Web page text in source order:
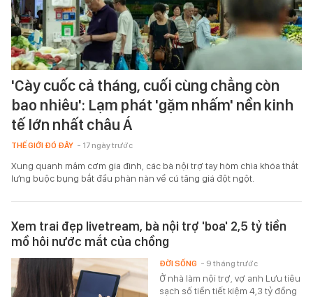
'Cày cuốc cả tháng, cuối cùng chẳng còn
bao nhiêu': Lạm phát 'gặm nhấm' nền kinh
tế lớn nhất châu Á
THẾ GIỚI ĐÓ ĐÂY - 17 ngày trước
Xung quanh mâm cơm gia đình, các bà nội trợ tay hòm chìa khóa thắt
lưng buộc bụng bắt đầu phàn nàn về cú tăng giá đột ngột.
Xem trai đẹp livetream, bà nội trợ 'boa' 2,5 tỷ tiền
mồ hôi nước mắt của chồng
Ở nhà làm nội trợ, vợ anh Lưu tiêu
sạch số tiền tiết kiệm 4,3 tỷ đồng
ĐỜI SỐNG - 9 tháng trước